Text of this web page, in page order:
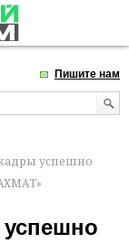
Пишите нам
успешно